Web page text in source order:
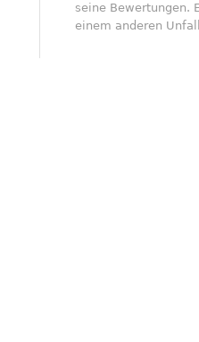
seine Bewertungen.
einem anderen